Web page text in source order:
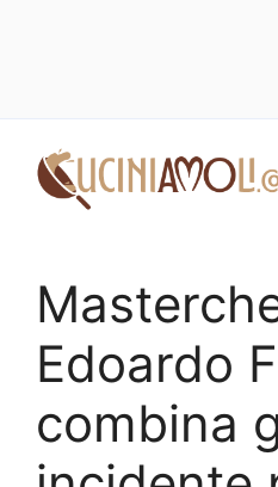
contenuto
Edoardo
combina